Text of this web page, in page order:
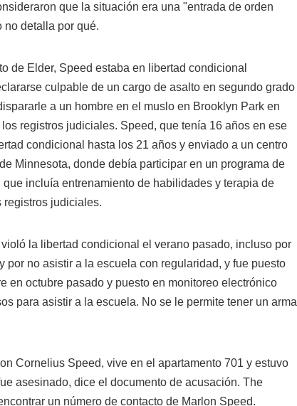
que la situación era una "entrada de orden
no detalla por qué.
de Elder, Speed estaba en libertad condicional
culpable de un cargo de asalto en segundo grado
a un hombre en el muslo en Brooklyn Park en
registros judiciales. Speed, que tenía 16 años en ese
condicional hasta los 21 años y enviado a un centro
Minnesota, donde debía participar en un programa de
incluía entrenamiento de habilidades y terapia de
registros judiciales.
la libertad condicional el verano pasado, incluso por
por no asistir a la escuela con regularidad, y fue puesto
en octubre pasado y puesto en monitoreo electrónico
para asistir a la escuela. No se le permite tener un arma
Cornelius Speed, vive en el apartamento 701 y estuvo
asesinado, dice el documento de acusación. The
un número de contacto de Marlon Speed.